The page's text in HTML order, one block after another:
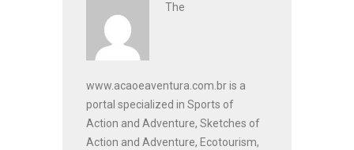
The
www.acaoeaventura.com.br is a
portal specialized in Sports of
Action and Adventure, Sketches of
Action and Adventure, Ecotourism,